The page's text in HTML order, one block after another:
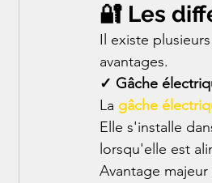
🔐 Les
Il existe
avantages.
✓ Gâche
La gâche
Elle s'installe
lorsqu'elle est
Avantage